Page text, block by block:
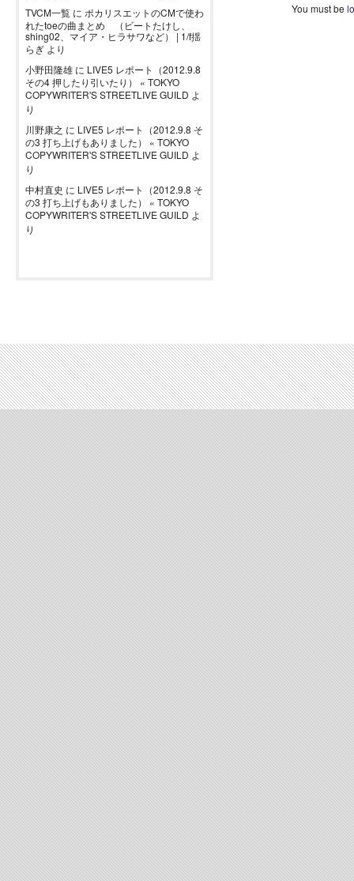
TVCM一覧 に ポカリスエットのCMで使わ
れたtoeの曲まとめ （ビートたけし、
shing02、マイア・ヒラサワなど） | 1/f揺
らぎ より
小野田隆雄 に LIVE5 レポート（2012.9.8
その4 押したり引いたり） « TOKYO
COPYWRITER'S STREETLIVE GUILD よ
り
川野康之 に LIVE5 レポート（2012.9.8 そ
の3 打ち上げもありました） « TOKYO
COPYWRITER'S STREETLIVE GUILD よ
り
中村直史 に LIVE5 レポート（2012.9.8 そ
の3 打ち上げもありました） « TOKYO
COPYWRITER'S STREETLIVE GUILD よ
り
You must be